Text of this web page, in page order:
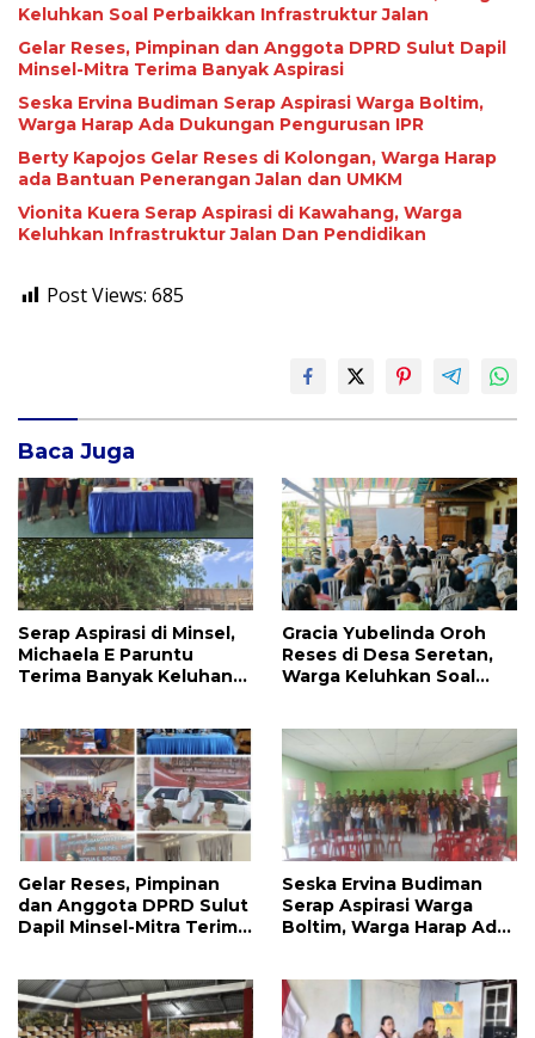
Keluhkan Soal Perbaikkan Infrastruktur Jalan
Gelar Reses, Pimpinan dan Anggota DPRD Sulut Dapil
Minsel-Mitra Terima Banyak Aspirasi
Seska Ervina Budiman Serap Aspirasi Warga Boltim,
Warga Harap Ada Dukungan Pengurusan IPR
Berty Kapojos Gelar Reses di Kolongan, Warga Harap
ada Bantuan Penerangan Jalan dan UMKM
Vionita Kuera Serap Aspirasi di Kawahang, Warga
Keluhkan Infrastruktur Jalan Dan Pendidikan
Post Views: 685
Baca Juga
Serap Aspirasi di Minsel,
Michaela E Paruntu
Terima Banyak Keluhan
Gracia Yubelinda Oroh
Reses di Desa Seretan,
Warga Keluhkan Soal
Gelar Reses, Pimpinan
dan Anggota DPRD Sulut
Dapil Minsel-Mitra Terima
Seska Ervina Budiman
Serap Aspirasi Warga
Boltim, Warga Harap Ada